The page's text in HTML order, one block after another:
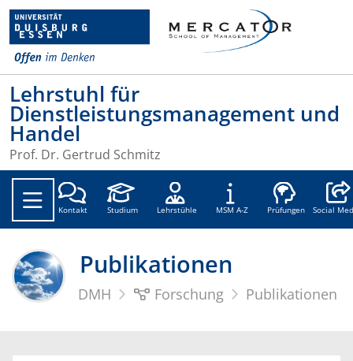
Lehrstuhl für
Dienstleistungsmanagement und
Handel
Prof. Dr. Gertrud Schmitz
Kontakt Studium Lehrstühle MSM A-Z Prüfungen Social
Publikationen
DMH Forschung Publikationen